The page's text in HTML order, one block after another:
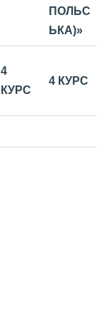
ПОЛЬС
ЬКА)»
4
КУРС
4 КУРС